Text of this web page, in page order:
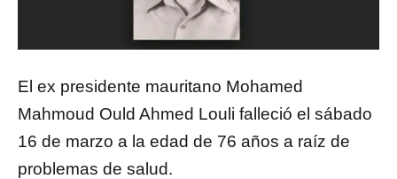
El ex presidente mauritano Mohamed
Mahmoud Ould Ahmed Louli falleció el sábado
16 de marzo a la edad de 76 años a raíz de
problemas de salud.